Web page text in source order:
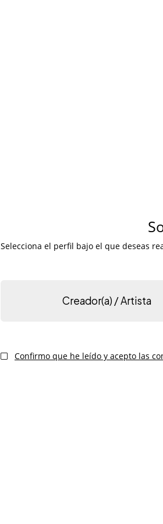
Selecciona el perfil bajo el que deseas
Creador(a) / Artista
Confirmo que he leído y acepto las